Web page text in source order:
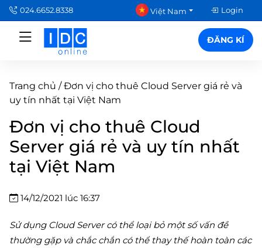
024.6652.8338 Việt Nam Login
ĐĂNG KÍ
Trang chủ /Đơn vị cho thuê Cloud Server giá rẻ và
uy tín nhất tại Việt Nam
Đơn vị cho thuê Cloud
Server giá rẻ và uy tín nhất
tại Việt Nam
14/12/2021 lúc 16:37
Sử dụng Cloud Server có thể loại bỏ một số vấn đề
thường gặp và chắc chắn có thể thay thế hoàn toàn các